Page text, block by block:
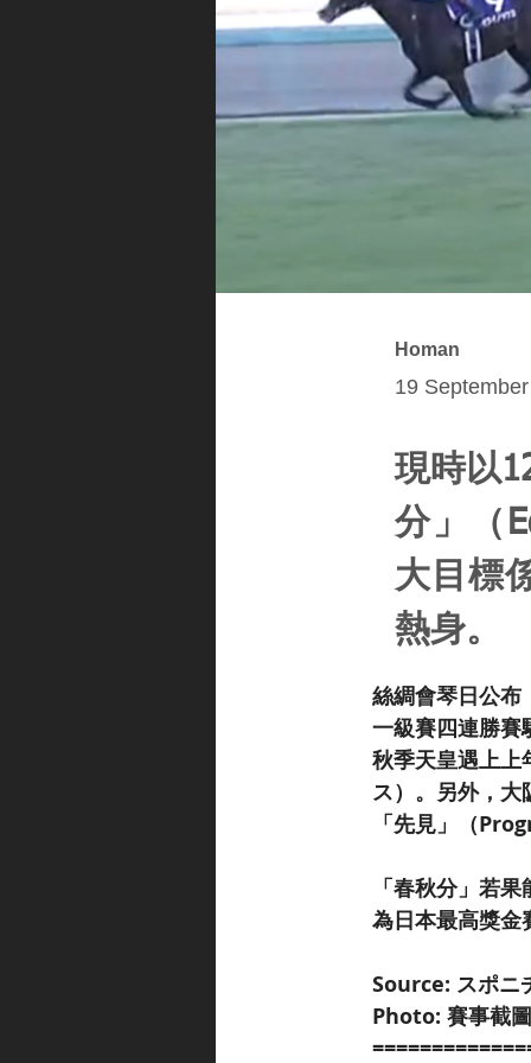
Homan
19
現時以
分」（
大目標
熱身。
絲綢會琴日公布
一級賽四連勝
秋季天皇遇上
ス）。另外，
「先見」（
「春秋分」若
為日本最高獎金
Source: スポニ
Photo: 賽事截圖